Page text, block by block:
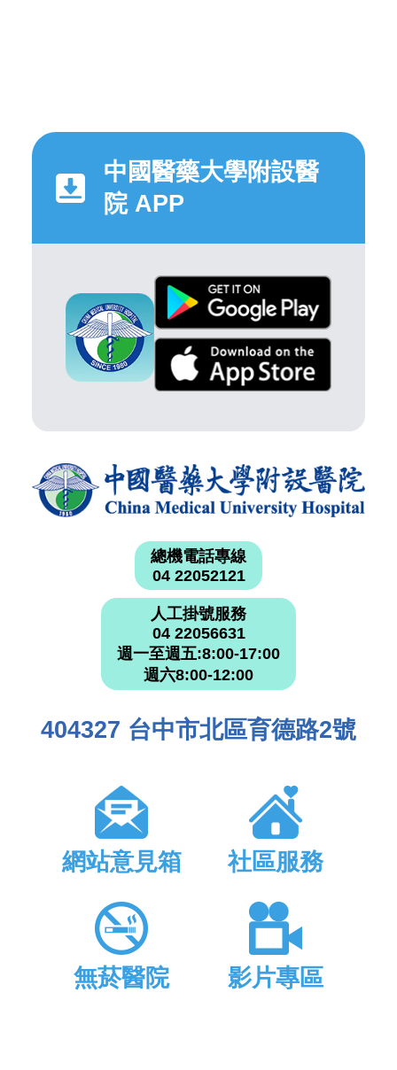
中國醫藥大學附設醫
院 APP
總機電話專線
04 22052121
人工掛號服務
04 22056631
週一至週五:8:00-17:00
週六8:00-12:00
404327 台中市北區育德路2號
網站意見箱 社區服務
無菸醫院 影片專區